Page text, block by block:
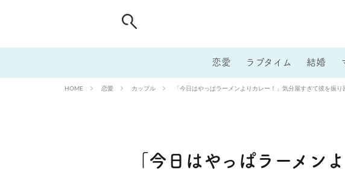
恋愛 ラブタイム 結婚
HOME 恋愛 カップル 「今日はやっぱラーメンよりカレー！」気分屋すぎて彼を振
「今日はやっぱラーメン